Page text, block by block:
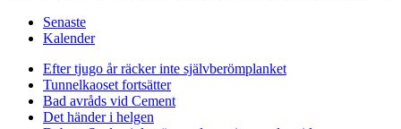
Senaste
Kalender
Efter tjugo år räcker inte självberömplanket
Tunnelkaoset fortsätter
Bad avråds vid Cement
Det händer i helgen